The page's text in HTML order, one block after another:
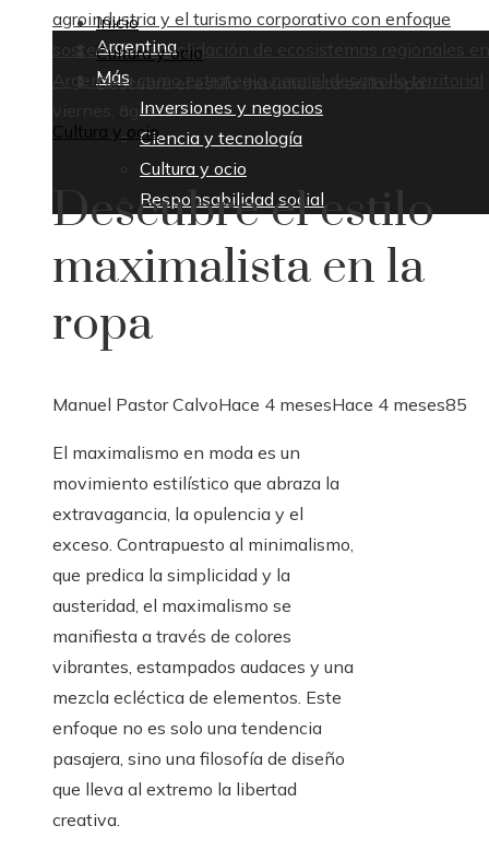
agroindustria y el turismo corporativo con enfoque
sostenibleConsolidación de ecosistemas regionales en
Argentina como estrategia para el desarrollo territorial
viernes, agosto 7
Argentina
Más
Inversiones y negocios
Ciencia y tecnología
Cultura y ocio
Responsabilidad social
Inicio
Cultura y ocio
Descubre el estilo maximalista en la ropa
Cultura y ocio
Descubre el estilo
maximalista en la
ropa
Manuel Pastor CalvoHace 4 mesesHace 4 meses85
El maximalismo en moda es un
movimiento estilístico que abraza la
extravagancia, la opulencia y el
exceso. Contrapuesto al minimalismo,
que predica la simplicidad y la
austeridad, el maximalismo se
manifiesta a través de colores
vibrantes, estampados audaces y una
mezcla ecléctica de elementos. Este
enfoque no es solo una tendencia
pasajera, sino una filosofía de diseño
que lleva al extremo la libertad
creativa.